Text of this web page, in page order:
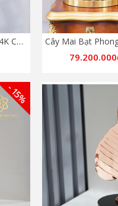
Cây Mai Long Thăng Mạ Vàng 24K Cao 60cm
- 15%